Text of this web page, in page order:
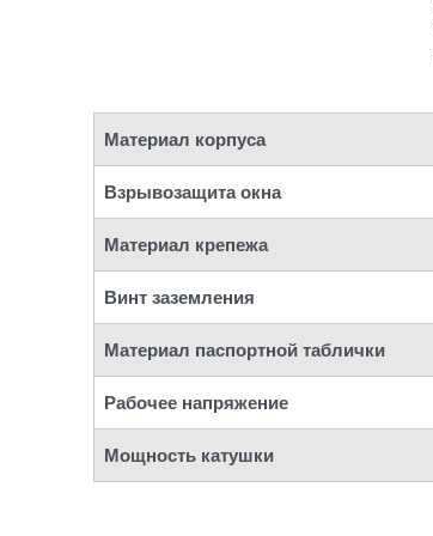
Материал корпуса
Взрывозащита окна
Материал крепежа
Винт заземления
Материал паспортной таблички
Рабочее напряжение
Мощность катушки